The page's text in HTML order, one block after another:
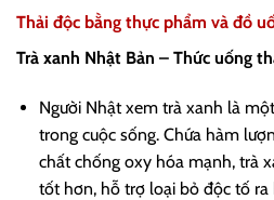
Thải độc bằng thực phẩm và đồ
Trà xanh Nhật Bản – Thức uống
Người Nhật xem trà xanh là
trong cuộc sống. Chứa hàm
chất chống oxy hóa mạnh, trà
tốt hơn, hỗ trợ loại bỏ độc tố ra